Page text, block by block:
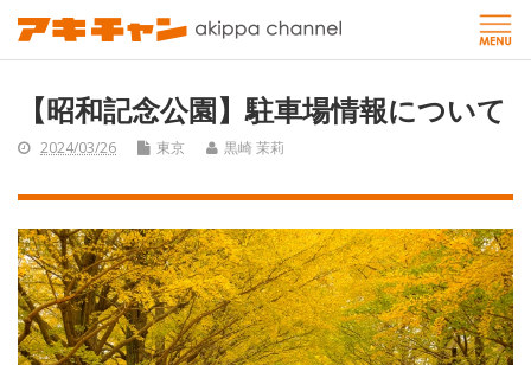
【昭和記念公園】駐車場情報について
2024/03/26 東京 黒崎 茉莉